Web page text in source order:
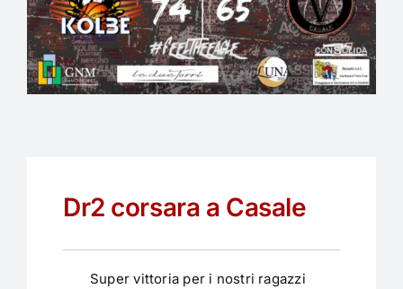
Dr2 corsara a Casale
Super vittoria per i nostri ragazzi